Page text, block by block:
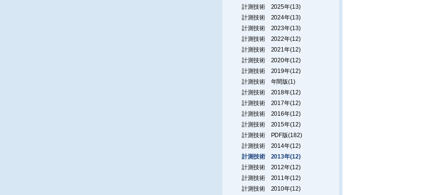
計測技術 2025年(13)
計測技術 2024年(13)
計測技術 2023年(13)
計測技術 2022年(12)
計測技術 2021年(12)
計測技術 2020年(12)
計測技術 2019年(12)
計測技術 年間版(1)
計測技術 2018年(12)
計測技術 2017年(12)
計測技術 2016年(12)
計測技術 2015年(12)
計測技術 PDF版(182)
計測技術 2014年(12)
計測技術 2013年(12)
計測技術 2012年(12)
計測技術 2011年(12)
計測技術 2010年(12)